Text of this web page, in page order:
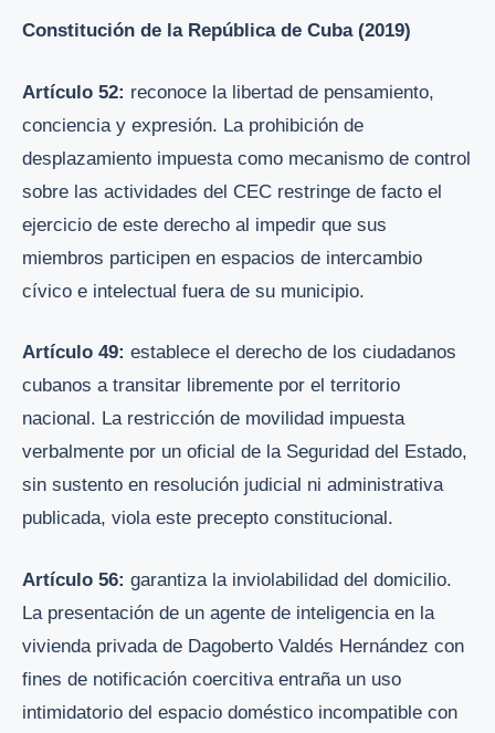
Constitución de la República de Cuba (2019)
Artículo 52: reconoce la libertad de pensamiento,
conciencia y expresión. La prohibición de
desplazamiento impuesta como mecanismo de control
sobre las actividades del CEC restringe de facto el
ejercicio de este derecho al impedir que sus
miembros participen en espacios de intercambio
cívico e intelectual fuera de su municipio.
Artículo 49: establece el derecho de los ciudadanos
cubanos a transitar libremente por el territorio
nacional. La restricción de movilidad impuesta
verbalmente por un oficial de la Seguridad del Estado,
sin sustento en resolución judicial ni administrativa
publicada, viola este precepto constitucional.
Artículo 56: garantiza la inviolabilidad del domicilio.
La presentación de un agente de inteligencia en la
vivienda privada de Dagoberto Valdés Hernández con
fines de notificación coercitiva entraña un uso
intimidatorio del espacio doméstico incompatible con